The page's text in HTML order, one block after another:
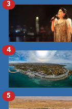
3
4
5